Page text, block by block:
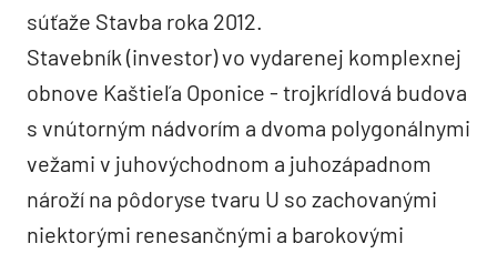
súťaže Stavba roka 2012.
Stavebník (investor) vo vydarenej komplexnej
obnove Kaštieľa Oponice - trojkrídlová budova
s vnútorným nádvorím a dvoma polygonálnymi
vežami v juhovýchodnom a juhozápadnom
nároží na pôdoryse tvaru U so zachovanými
niektorými renesančnými a barokovými